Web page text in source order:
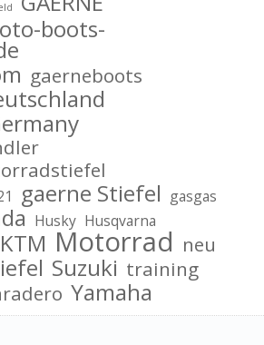
boots-
gaerneboots
gaerne Stiefel gasgas
Husky Husqvarna
KTM Motorrad neu
Suzuki training
Yamaha